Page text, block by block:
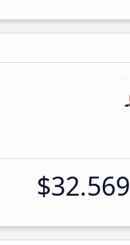
$32.569